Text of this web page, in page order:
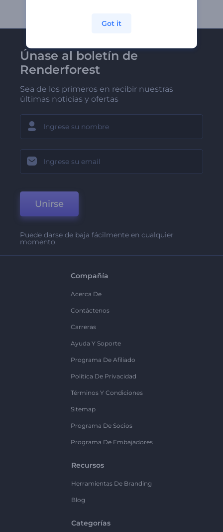
Únase al boletín de
Renderforest
Sea de los primeros en recibir nuestras
últimas noticias y ofertas
Unirse
Puede darse de baja fácilmente en cualquier
momento.
Compañía
Acerca De
Contáctenos
Carreras
Ayuda Y Soporte
Programa De Afiliado
Política De Privacidad
Términos Y Condiciones
Sitemap
Programa De Socios
Programa De Embajadores
Recursos
Herramientas De Branding
Blog
Categorías
Got it